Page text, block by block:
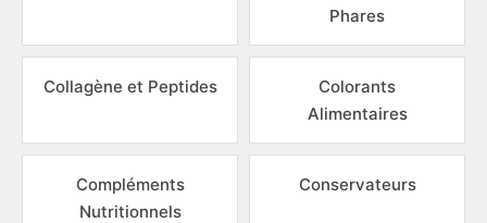
Phares
Collagène et Peptides
Colorants
Alimentaires
Compléments
Nutritionnels
Conservateurs